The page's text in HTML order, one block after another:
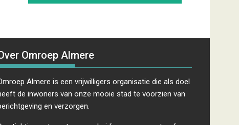
Omroep Almere
Almere is een vrijwilligers organisatie die als doel
de inwoners van onze mooie stad te voorzien van
en verzorgen.